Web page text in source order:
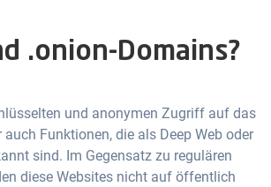
.onion-Domains?
und anonymen Zugriff auf das
auch Funktionen, die als Deep Web oder
sind. Im Gegensatz zu regulären
diese Websites nicht auf öffentlich